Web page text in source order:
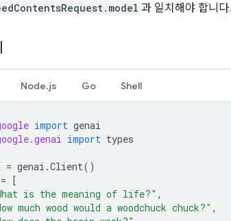
과 일치해야 합니다.
Node.js Go Shell
import genai
import types
= genai .Client()
= [
is the meaning of life?" ,
much wood would a woodchuck chuck?" ,